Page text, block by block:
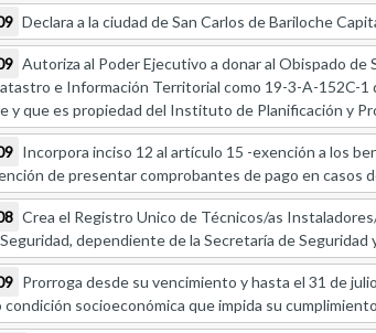
Declara a la ciudad de San Carlos de Bariloche
Autoriza al Poder Ejecutivo a donar al Obispado
e Información Territorial como 19-3-A-152C-
y que es propiedad del Instituto de Planificación y
Incorpora inciso 12 al artículo 15 -exención a los
de presentar comprobantes de pago en casos
Crea el Registro Unico de Técnicos/as
dependiente de la Secretaría de Seguridad
Prorroga desde su vencimiento y hasta el 31 de
socioeconómica que impida su